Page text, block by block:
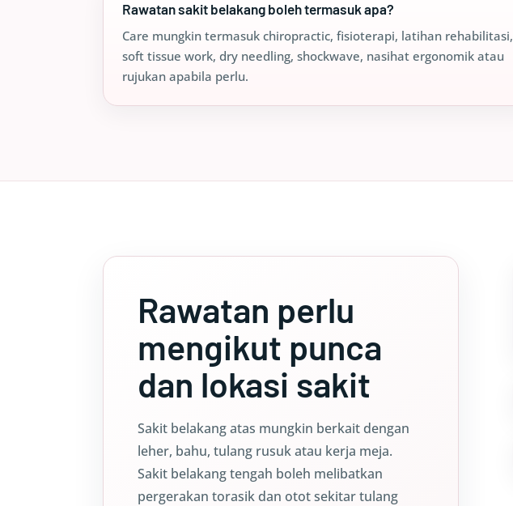
Rawatan sakit belakang boleh termasuk apa?
Care mungkin termasuk chiropractic, fisioterapi, latihan rehabilitasi,
soft tissue work, dry needling, shockwave, nasihat ergonomik atau
rujukan apabila perlu.
Rawatan perlu
mengikut punca
dan lokasi sakit
Sakit belakang atas mungkin berkait dengan
leher, bahu, tulang rusuk atau kerja meja.
Sakit belakang tengah boleh melibatkan
pergerakan torasik dan otot sekitar tulang